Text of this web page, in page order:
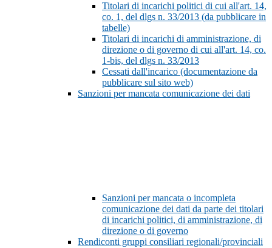
Titolari di incarichi politici di cui all'art. 14,
co. 1, del dlgs n. 33/2013 (da pubblicare in
tabelle)
Titolari di incarichi di amministrazione, di
direzione o di governo di cui all'art. 14, co.
1-bis, del dlgs n. 33/2013
Cessati dall'incarico (documentazione da
pubblicare sul sito web)
Sanzioni per mancata comunicazione dei dati
Sanzioni per mancata o incompleta
comunicazione dei dati da parte dei titolari
di incarichi politici, di amministrazione, di
direzione o di governo
Rendiconti gruppi consiliari regionali/provinciali